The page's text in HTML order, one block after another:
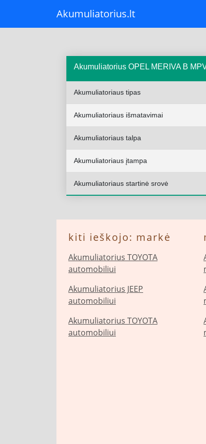
Akumuliatorius.lt
Akumuliatorius OPEL MERIVA B
Akumuliatoriaus tipas
Akumuliatoriaus išmatavimai
Akumuliatoriaus talpa
Akumuliatoriaus įtampa
Akumuliatoriaus startinė srovė
kiti ieškojo: markė
Akumuliatorius TOYOTA
automobiliui
Akumuliatorius JEEP
automobiliui
Akumuliatorius TOYOTA
automobiliui